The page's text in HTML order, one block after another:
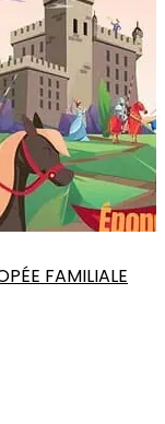
FAMILIALE